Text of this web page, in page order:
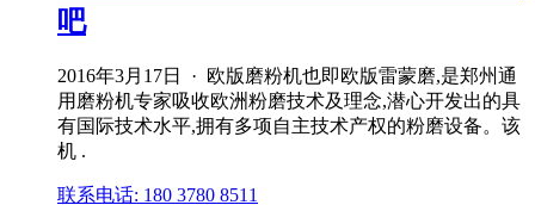
吧
2016年3月17日 · 欧版磨粉机也即欧版雷蒙磨,是郑州通
用磨粉机专家吸收欧洲粉磨技术及理念,潜心开发出的具
有国际技术水平,拥有多项自主技术产权的粉磨设备。该
机 .
联系电话: 180 3780 8511